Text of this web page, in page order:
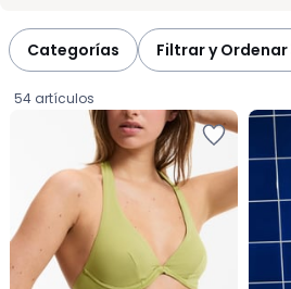
Categorías Filtrar y Ordenar
54 artículos